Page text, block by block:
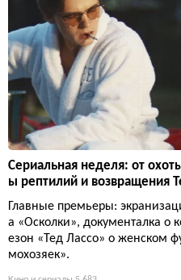
Сериальная неделя: от
ы рептилий и возвращения
Главные премьеры:
а «Осколки», документалка о
езон «Тед Лассо» о женском
мохозяек».